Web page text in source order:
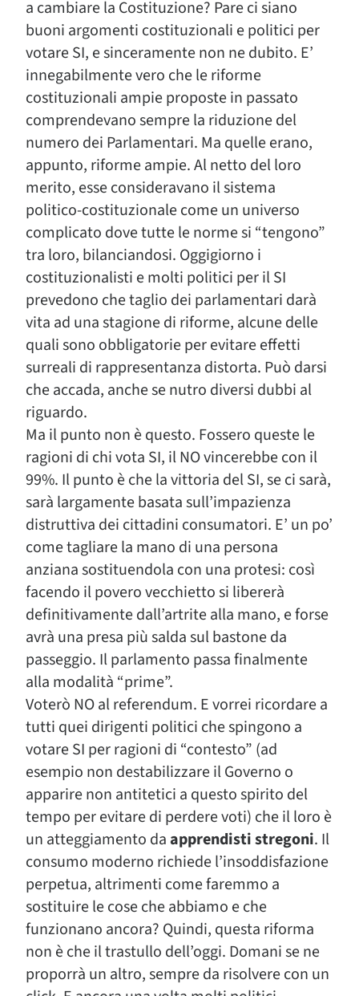
a cambiare la Costituzione? Pare ci siano
buoni argomenti costituzionali e politici per
votare SI, e sinceramente non ne dubito. E’
innegabilmente vero che le riforme
costituzionali ampie proposte in passato
comprendevano sempre la riduzione del
numero dei Parlamentari. Ma quelle erano,
appunto, riforme ampie. Al netto del loro
merito, esse consideravano il sistema
politico-costituzionale come un universo
complicato dove tutte le norme si “tengono”
tra loro, bilanciandosi. Oggigiorno i
costituzionalisti e molti politici per il SI
prevedono che taglio dei parlamentari darà
vita ad una stagione di riforme, alcune delle
quali sono obbligatorie per evitare effetti
surreali di rappresentanza distorta. Può darsi
che accada, anche se nutro diversi dubbi al
riguardo.
Ma il punto non è questo. Fossero queste le
ragioni di chi vota SI, il NO vincerebbe con il
99%. Il punto è che la vittoria del SI, se ci sarà,
sarà largamente basata sull’impazienza
distruttiva dei cittadini consumatori. E’ un po’
come tagliare la mano di una persona
anziana sostituendola con una protesi: così
facendo il povero vecchietto si libererà
definitivamente dall’artrite alla mano, e forse
avrà una presa più salda sul bastone da
passeggio. Il parlamento passa finalmente
alla modalità “prime”.
Voterò NO al referendum. E vorrei ricordare a
tutti quei dirigenti politici che spingono a
votare SI per ragioni di “contesto” (ad
esempio non destabilizzare il Governo o
apparire non antitetici a questo spirito del
tempo per evitare di perdere voti) che il loro è
un atteggiamento daapprendisti stregoni. Il
consumo moderno richiede l’insoddisfazione
perpetua, altrimenti come faremmo a
sostituire le cose che abbiamo e che
funzionano ancora? Quindi, questa riforma
non è che il trastullo dell’oggi. Domani se ne
proporrà un altro, sempre da risolvere con un